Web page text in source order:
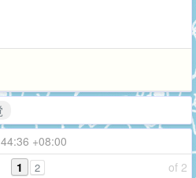
+08:00
of 2
1 2